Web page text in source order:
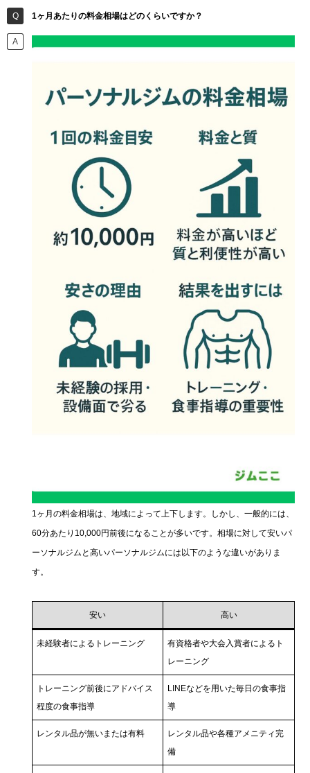
1ヶ月あたりの料金相場はどのくらいですか？
1ヶ月の料金相場は、地域によって上下します。しかし、一般的には、
60分あたり10,000円前後になることが多いです。相場に対して安いパ
ーソナルジムと高いパーソナルジムには以下のような違いがありま
す。
安い 高い
未経験者によるトレーニング
有資格者や大会入賞者によるト
レーニング
トレーニング前後にアドバイス
程度の食事指導
LINEなどを用いた毎日の食事指
導
レンタル品が無いまたは有料
レンタル品や各種アメニティ完
備